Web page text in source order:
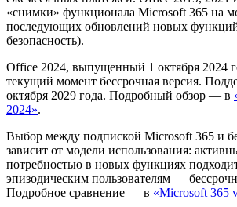
«снимки» функционала Microsoft 365 на
последующих обновлений новых
безопасность).
Office 2024, выпущенный 1 октября 2024
текущий момент бессрочная версия.
октября 2029 года. Подробный обзор — в
2024».
Выбор между подпиской Microsoft 365 и
зависит от модели использования:
потребностью в новых функциях
эпизодическим пользователям —
Подробное сравнение — в «Microsoft 365